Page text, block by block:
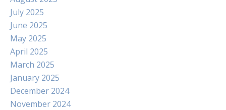
July 2025
June 2025
May 2025
April 2025
March 2025
January 2025
December 2024
November 2024